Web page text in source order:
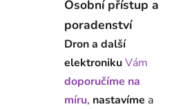
Osobní přístup a
poradenství
Dron a další
elektronikuVám
doporučíme na
míru, nastavíme a